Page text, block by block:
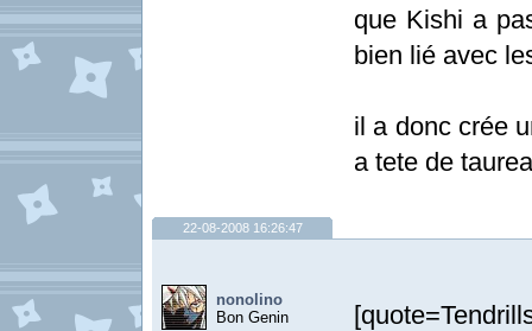
que Kishi a
bien lié avec
il a donc crée
a tete de
22-08-2008 16:26:47
nonolino
Bon Genin